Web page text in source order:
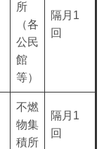
所
（各
公民
館
等）
隔月1
回
不燃
物集
積所
隔月1
回